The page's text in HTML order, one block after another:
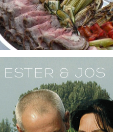
ESTER & JOS